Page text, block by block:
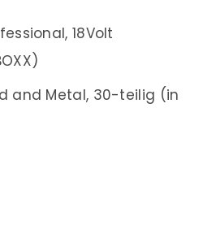
18Volt
and Metal, 30-teilig (in